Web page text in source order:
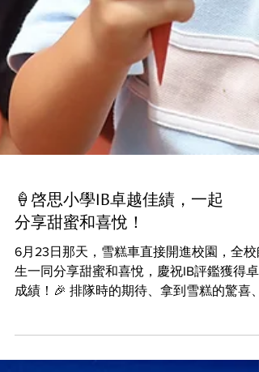
🍦啓思小學IB卓越佳績，一起
分享甜蜜和喜悅！
6月23日那天，雪糕車直接開進校園，全校
成績！🎉 排隊時的期待、拿到雪糕的驚喜、
咬下第一口的滿足笑容……😆📸 這份榮耀，